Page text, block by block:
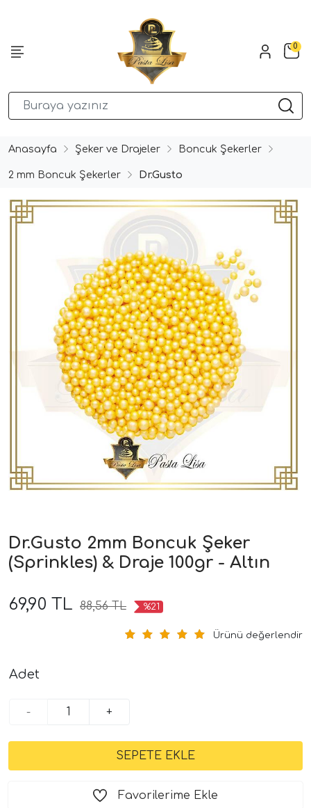
0
Anasayfa Şeker ve Drajeler Boncuk Şekerler
2 mm Boncuk Şekerler Dr.Gusto
Dr.Gusto 2mm Boncuk Şeker
(Sprinkles) & Draje 100gr - Altın
69,90 TL 88,56 TL %21
Ürünü değerlendir
Adet
- +
Favorilerime Ekle